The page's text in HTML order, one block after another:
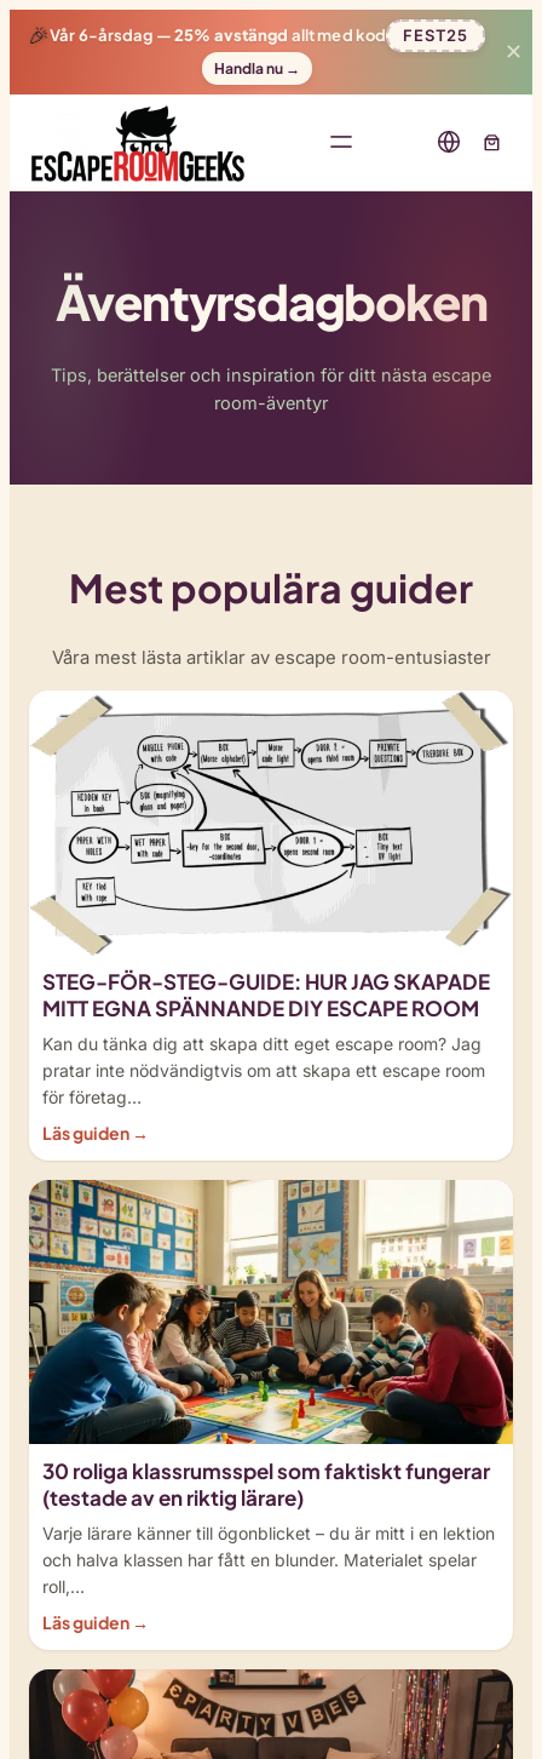
🎉Vår 6-årsdag —25% avstängd allt med kod FEST25
Handla nu →
✕
Äventyrsdagboken
Tips, berättelser och inspiration för ditt nästa escape
room-äventyr
Mest populära guider
Våra mest lästa artiklar av escape room-entusiaster
STEG-FÖR-STEG-GUIDE: HUR JAG SKAPADE
MITT EGNA SPÄNNANDE DIY ESCAPE ROOM
Kan du tänka dig att skapa ditt eget escape room? Jag
pratar inte nödvändigtvis om att skapa ett escape room
för företag…
Läs guiden →
30 roliga klassrumsspel som faktiskt fungerar
(testade av en riktig lärare)
Varje lärare känner till ögonblicket – du är mitt i en lektion
och halva klassen har fått en blunder. Materialet spelar
roll,…
Läs guiden →